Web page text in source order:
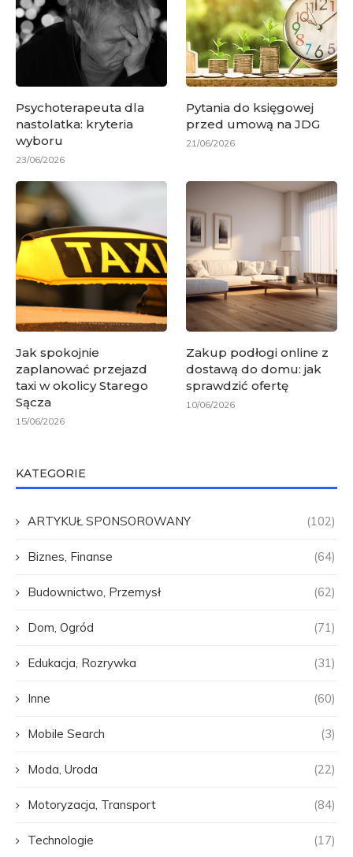
Psychoterapeuta dla
nastolatka: kryteria
wyboru
23/06/2026
Pytania do księgowej
przed umową na JDG
21/06/2026
Jak spokojnie
zaplanować przejazd
taxi w okolicy Starego
Sącza
15/06/2026
Zakup podłogi online z
dostawą do domu: jak
sprawdzić ofertę
10/06/2026
KATEGORIE
ARTYKUŁ SPONSOROWANY (102)
Biznes, Finanse (64)
Budownictwo, Przemysł (62)
Dom, Ogród (71)
Edukacja, Rozrywka (31)
Inne (60)
Mobile Search (3)
Moda, Uroda (22)
Motoryzacja, Transport (84)
Technologie (17)